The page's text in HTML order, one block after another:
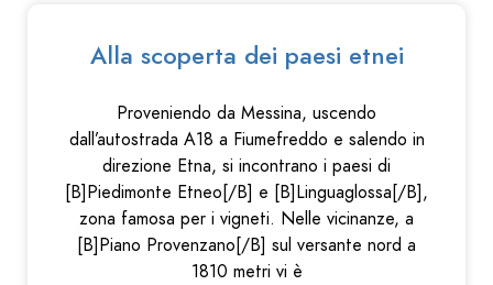
Alla scoperta dei paesi etnei
Proveniendo da Messina, uscendo
dall’autostrada A18 a Fiumefreddo e salendo in
direzione Etna, si incontrano i paesi di
[B]Piedimonte Etneo[/B] e [B]Linguaglossa[/B],
zona famosa per i vigneti. Nelle vicinanze, a
[B]Piano Provenzano[/B] sul versante nord a
1810 metri vi è